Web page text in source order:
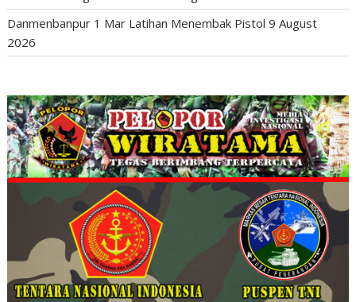
Danmenbanpur 1 Mar Latihan Menembak Pistol 9 August
2026